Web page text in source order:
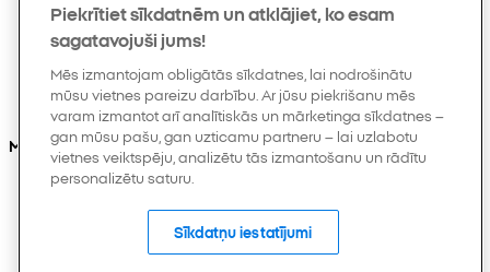
Bērniem
Mājoklim
Vīriešiem
Mūs varat atrast arī
Piekrītiet sīkdatnēm un atklājiet, ko esam
sagatavojuši jums!
Mēs izmantojam obligātās sīkdatnes, lai nodrošinātu
mūsu vietnes pareizu darbību. Ar jūsu piekrišanu mēs
varam izmantot arī analītiskās un mārketinga sīkdatnes –
gan mūsu pašu, gan uzticamu partneru – lai uzlabotu
vietnes veiktspēju, analizētu tās izmantošanu un rādītu
personalizētu saturu.
Sīkdatņu iestatījumi